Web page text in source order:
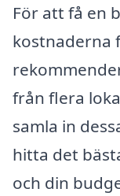
För att få en
kostnaderna
från flera
samla in
hitta det
och din